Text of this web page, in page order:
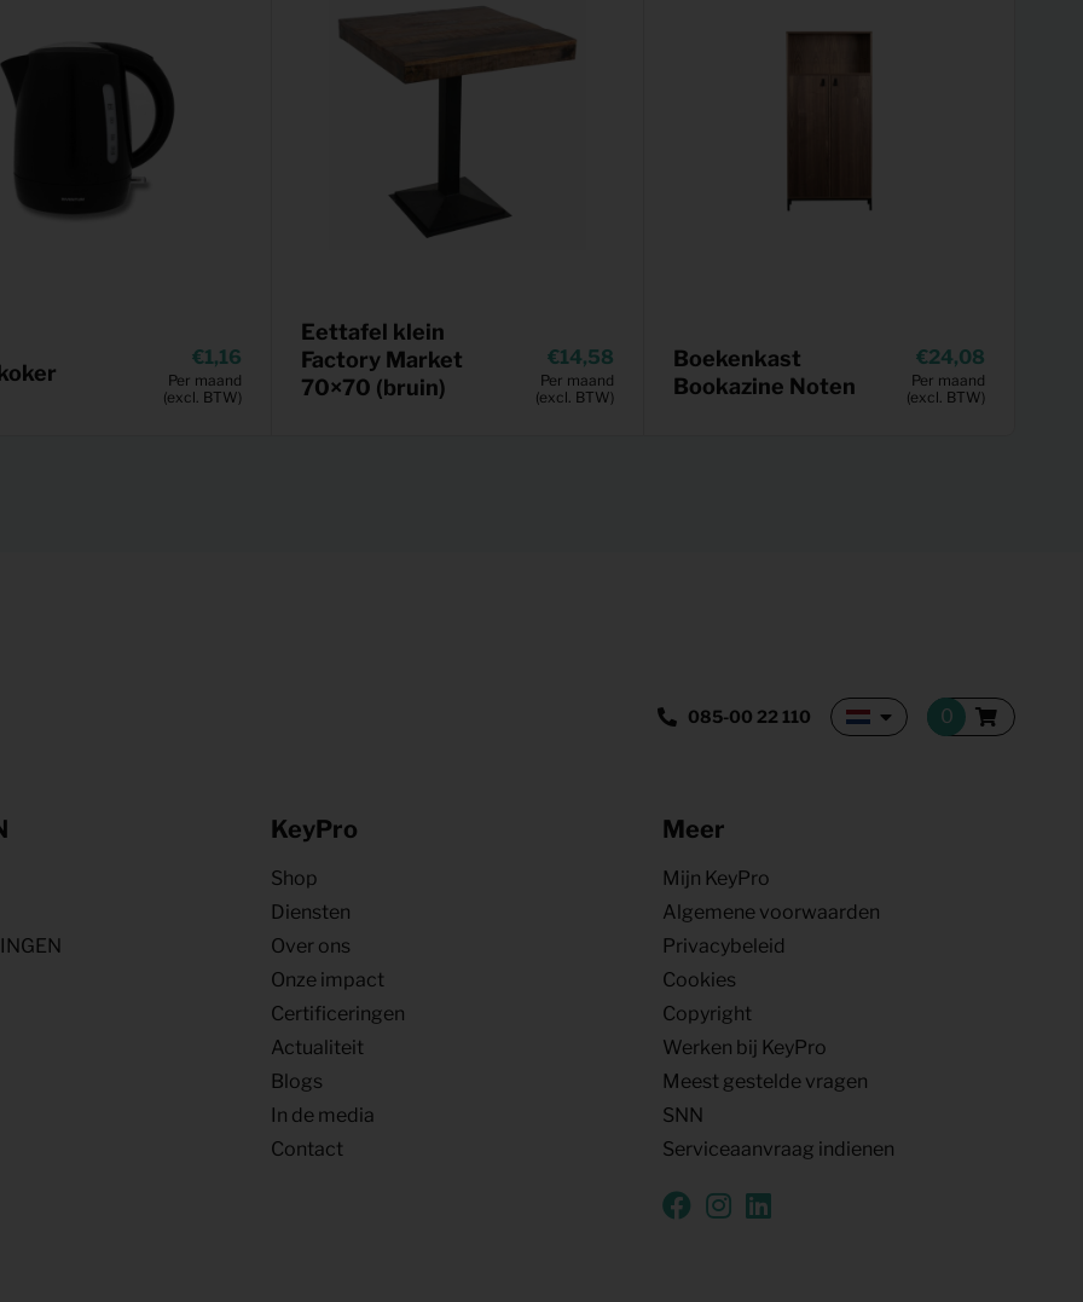
1,16
Per maand
(excl. BTW)
Eettafel klein
Factory Market
70×70 (bruin)
14,58
Per maand
(excl. BTW)
Boekenkast
Bookazine Noten
24,08
Per maand
(excl. BTW)
085-00 22 110
KeyPro
Shop
Diensten
Over ons
Onze impact
Certificeringen
Actualiteit
Blogs
In de media
Contact
Meer
Mijn KeyPro
Algemene voorwaarden
Privacybeleid
Cookies
Copyright
Werken bij KeyPro
Meest gestelde vragen
SNN
Serviceaanvraag indienen